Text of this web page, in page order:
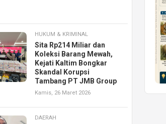
HUKUM & KRIMINAL
Sita Rp214 Miliar dan
Koleksi Barang Mewah,
Kejati Kaltim Bongkar
Skandal Korupsi
Tambang PT JMB Group
Kamis, 26 Maret 2026
DAERAH